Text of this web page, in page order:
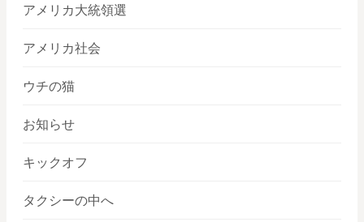
アメリカ大統領選
アメリカ社会
ウチの猫
お知らせ
キックオフ
タクシーの中へ